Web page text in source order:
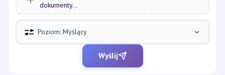
dokumenty...
Poziom: Myślący
Wyślij